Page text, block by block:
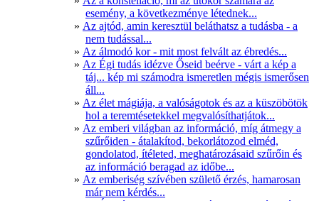
esemény, a következménye létednek...
Az ajtód, amin keresztül beláthatsz a tudásba - a
nem tudással...
Az álmodó kor - mit most felvált az ébredés...
Az Égi tudás idézve Őseid beérve - várt a kép a
táj... kép mi számodra ismeretlen mégis ismerősen
áll...
Az élet mágiája, a valóságotok és az a küszöbötök
hol a teremtésetekkel megvalósíthatjátok...
Az emberi világban az információ, míg átmegy a
szűrőiden - átalakítod, bekorlátozod elméd,
gondolatod, ítéleted, meghatározásaid szűrőin és
az információ beragad az időbe...
Az emberiség szívében születő érzés, hamarosan
már nem kérdés...